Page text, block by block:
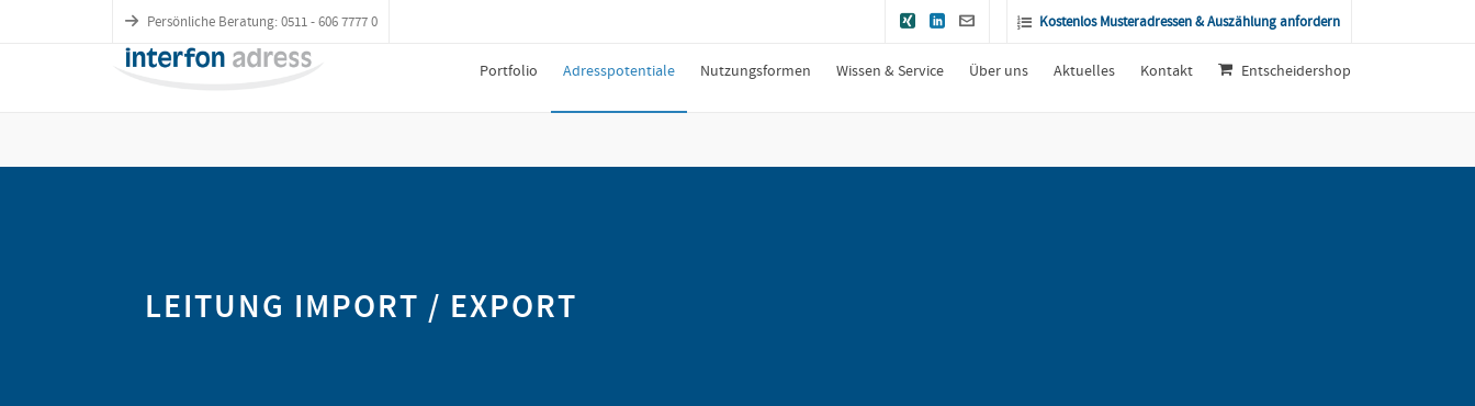
Persönliche Beratung: 0511 - 606 7777 0 Kostenlos Musteradressen & Auszählung anfordern
Portfolio Adresspotentiale Nutzungsformen Wissen & Service Über uns Aktuelles Kontakt Entscheidershop
LEITUNG IMPORT / EXPORT